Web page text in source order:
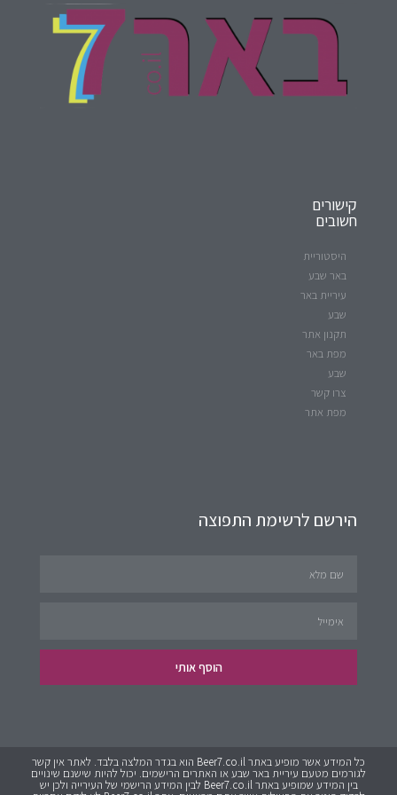
קישורים
חשובים
היסטוריית
באר שבע
עיריית באר
שבע
תקנון אתר
מפת באר
שבע
צרו קשר
מפת אתר
הירשם לרשימת התפוצה
הוסף אותי
כל המידע אשר מופיע באתר Beer7.co.il הוא בגדר המלצה בלבד. לאתר אין קשר
לגורמים מטעם עיריית באר שבע או האתרים הרישמים. יכול להיות שישנם שינויים
בין המידע שמופיע באתר Beer7.co.il לבין המידע הרישמי של העירייה ולכן יש